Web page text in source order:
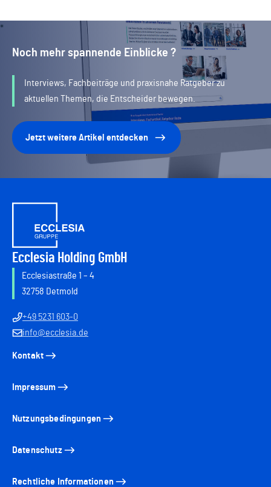
Noch mehr spannende Einblicke ?
Interviews, Fachbeiträge und praxisnahe Ratgeber zu
aktuellen Themen, die Entscheider bewegen.
Jetzt weitere Artikel entdecken
Ecclesia Holding GmbH
Ecclesiastraße 1 – 4
32758 Detmold
+49 5231 603-0
info@ecclesia.de
Kontakt
Impressum
Nutzungsbedingungen
Datenschutz
Rechtliche Informationen